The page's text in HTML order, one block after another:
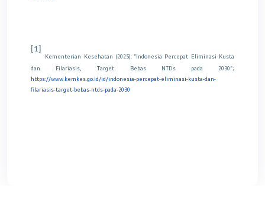
[1]
Kementerian Kesehatan (2025): “Indonesia Percepat Eliminasi Kusta
dan Filariasis, Target Bebas NTDs pada 2030”;
https://www.kemkes.go.id/id/indonesia-percepat-eliminasi-kusta-dan-
filariasis-target-bebas-ntds-pada-2030